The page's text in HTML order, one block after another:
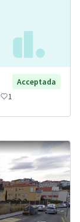
Acceptada
1